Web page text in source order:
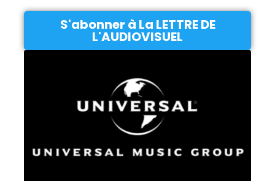
S'abonner à La LETTRE DE
L'AUDIOVISUEL